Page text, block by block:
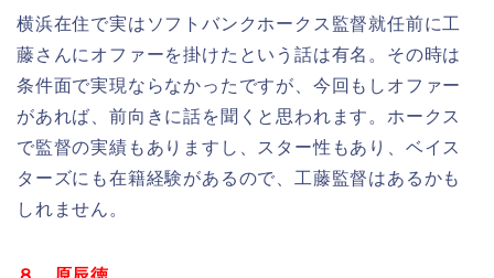
横浜在住で実はソフトバンクホークス監督就任前に工
藤さんにオファーを掛けたという話は有名。その時は
条件面で実現ならなかったですが、今回もしオファー
があれば、前向きに話を聞くと思われます。ホークス
で監督の実績もありますし、スター性もあり、ベイス
ターズにも在籍経験があるので、工藤監督はあるかも
しれません。